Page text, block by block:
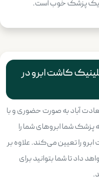
یک پزشک خوب است.
کاشت ابرو در
آباد به صورت حضوری و با
شما ابروهای شما را
را تعیین می‌کند. علاوه بر
داد تا شما بتوانید برای